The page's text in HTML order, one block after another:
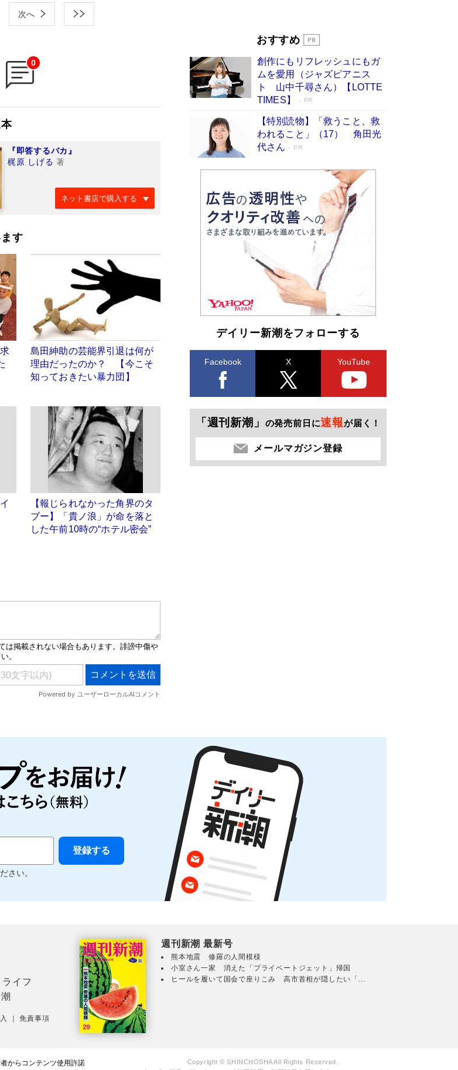
次へ
0
『即答するバカ』
梶原 しげる 著
ネット書店で購入する
す
島田紳助の芸能界引退は何が
理由だったのか？ 【今こそ
知っておきたい暴力団】
【報じられなかった角界のタ
ブー】「貴ノ浪」が命を落と
した午前10時の“ホテル密会”
占 上半期1位にも選出［新書ベストセラー］
Book Bang
おすすめ
創作にもリフレッシュにもガ
ムを愛用（ジャズピアニス
ト 山中千尋さん）【LOTTE
TIMES】
PR
【特別読物】「救うこと、救
われること」（17） 角田光
代さん
PR
デイリー新潮をフォローする
Facebook X YouTube
「週刊新潮」 の発売前日に速報が届く！
メールマガジン登録
さい。
ライフ
｜免責事項
週刊新潮 最新号
熊本地震 修羅の人間模様
小室さん一家 消えた「プライベートジェット」帰国
ヒールを履いて国会で座りこみ 高市首相が隠したい「...
からコンテンツ使用許諾
Copyright © SHINCHOSHA All Rights Reserved.